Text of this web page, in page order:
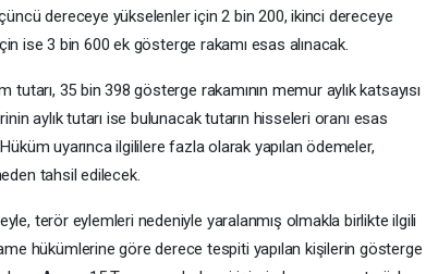
dereceye yükselenler için 2 bin 200, ikinci dereceye
ise 3 bin 600 ek gösterge rakamı esas alınacak.
35 bin 398 gösterge rakamının memur aylık katsayısı
aylık tutarı ise bulunacak tutarın hisseleri oranı esas
uyarınca ilgililere fazla olarak yapılan ödemeler,
tahsil edilecek.
terör eylemleri nedeniyle yaralanmış olmakla birlikte ilgili
hükümlerine göre derece tespiti yapılan kişilerin gösterge